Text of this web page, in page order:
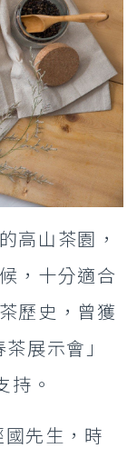
高山茶園，
，十分適合
歷史，曾獲
展示會」
持。
國先生，時